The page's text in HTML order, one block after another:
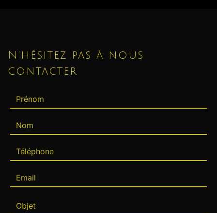
N'hésitez pas à nous
contacter